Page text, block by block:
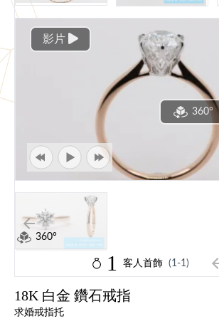
影片
360°
360°
1 客人首飾 (1-1)
18K 白金 鑽石戒指
求婚戒指托